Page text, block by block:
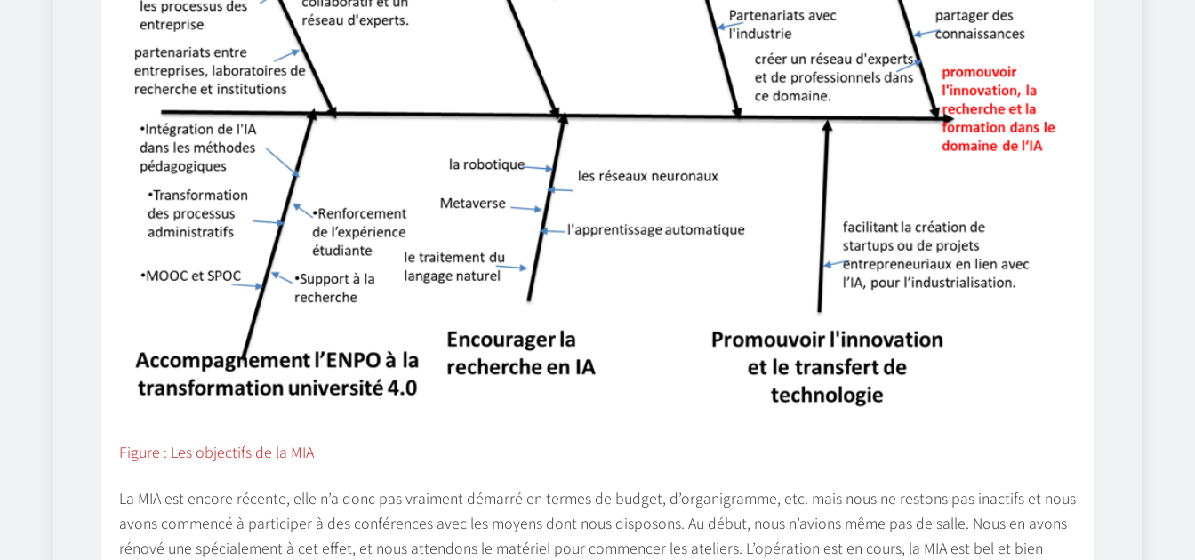
Figure : Les objectifs de la MIA
La MIA est encore récente, elle n’a donc pas vraiment démarré en termes de budget, d’organigramme, etc. mais nous ne restons pas inactifs et nous
avons commencé à participer à des conférences avec les moyens dont nous disposons. Au début, nous n’avions même pas de salle. Nous en avons
rénové une spécialement à cet effet, et nous attendons le matériel pour commencer les ateliers. L’opération est en cours, la MIA est bel et bien